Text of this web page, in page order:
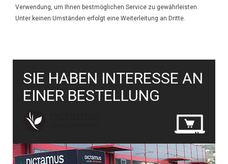
Verwendung, um Ihnen bestmöglichen Service zu gewährleisten.
Unter keinen Umständen erfolgt eine Weiterleitung an Dritte.
SIE HABEN INTERESSE AN
EINER BESTELLUNG